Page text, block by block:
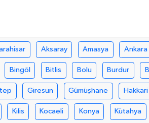
Aksaray Amasya Ankara
Bingöl Bitlis Bolu Burdur
Giresun Gümüşhane Hakkari
Kilis Kocaeli Konya Kütahya